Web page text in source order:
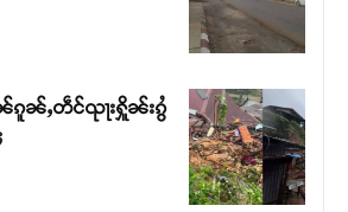
င်ၸႂ်ၵူၼ်းမိူင်း ၵူႈတီႈၵူႈလႅၼ်ပေႃးတေၸွ
ႃႉၼၼ်ႉ ၶဝ်ႈႁူမ်ႈၵမ်ႉထႅမ် ၸုမ်းၶၢ
ႈတွႆႇႁွၵ်ႈ လႆႈယူႇၶႃႈဢေႃႈ။
ၼ်ႇတဵင်ၺႃးႁိူၼ်းၵွႆ